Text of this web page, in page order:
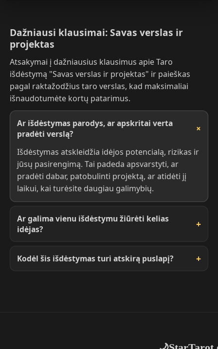
Dažniausi klausimai: Savas verslas ir
projektas
Atsakymai į dažniausius klausimus apie Taro
išdėstymą "Savas verslas ir projektas" ir paieškas
pagal raktažodžius taro verslas, kad maksimaliai
išnaudotumėte kortų patarimus.
Ar išdėstymas parodys, ar apskritai verta
pradėti verslą?
Išdėstymas atskleidžia idėjos potencialą, rizikas ir
jūsų pasirengimą. Tai padeda apsvarstyti, ar
pradėti dabar, patobulinti projektą, ar atidėti jį
laikui, kai turėsite daugiau galimybių.
Ar galima vienu išdėstymu žiūrėti kelias
idėjas?
Kodėl šis išdėstymas turi atskirą puslapį?